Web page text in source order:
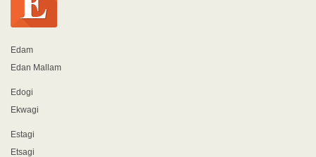
Edam
Edan Mallam
Edogi
Ekwagi
Estagi
Etsagi